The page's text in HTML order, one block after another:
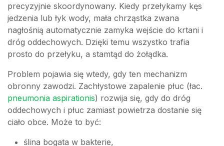
precyzyjnie skoordynowany. Kiedy przełykamy kęs
jedzenia lub łyk wody, mała chrząstka zwana
nagłośnią automatycznie zamyka wejście do krtani i
dróg oddechowych. Dzięki temu wszystko trafia
prosto do przełyku, a stamtąd do żołądka.
Problem pojawia się wtedy, gdy ten mechanizm
obronny zawodzi. Zachłystowe zapalenie płuc (łac.
pneumonia aspirationis) rozwija się, gdy do dróg
oddechowych i płuc zamiast powietrza dostanie się
ciało obce. Może to być:
ślina bogata w bakterie,